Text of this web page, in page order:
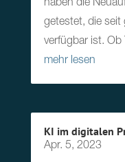
haben die
getestet, die seit
verfügbar ist. Ob
mehr lesen
KI im digitalen
Apr. 5, 2023